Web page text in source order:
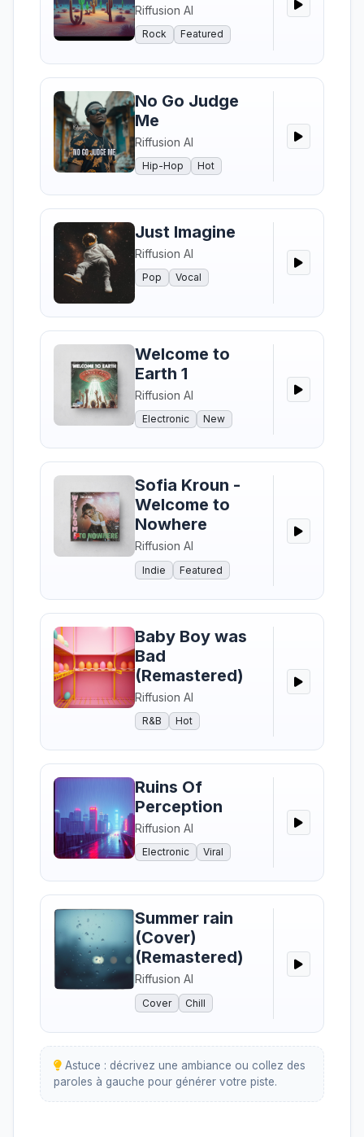
Riffusion AI
Rock Featured
No Go Judge
Me
Riffusion AI
Hip-Hop Hot
Just Imagine
Riffusion AI
Pop Vocal
Welcome to
Earth 1
Riffusion AI
Electronic New
Sofia Kroun -
Welcome to
Nowhere
Riffusion AI
Indie Featured
Baby Boy was
Bad
(Remastered)
Riffusion AI
R&B Hot
Ruins Of
Perception
Riffusion AI
Electronic Viral
Summer rain
(Cover)
(Remastered)
Riffusion AI
Cover Chill
Astuce : décrivez une ambiance ou collez des
paroles à gauche pour générer votre piste.